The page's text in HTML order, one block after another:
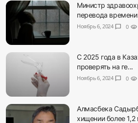
Министр
перевода
Ноябрь 6, 2024 chat_bubble 0 visibility
С 2025 года в
проверять на ге...
Ноябрь 6, 2024 chat_bubble 0 visibility
Алмасбека
хищении более 1,2